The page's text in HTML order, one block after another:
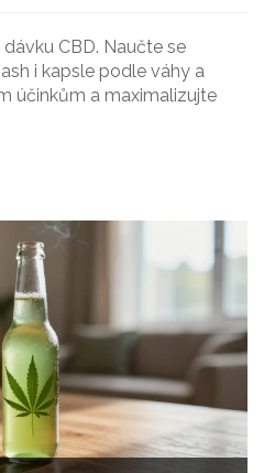
CBD. Naučte se
i kapsle podle váhy a
účinkům a maximalizujte